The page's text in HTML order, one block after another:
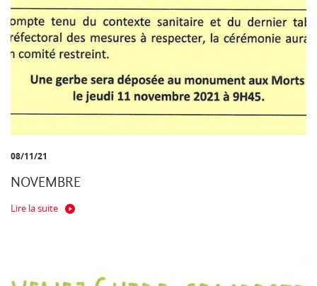
08/11/21
NOVEMBRE
Lire la suite